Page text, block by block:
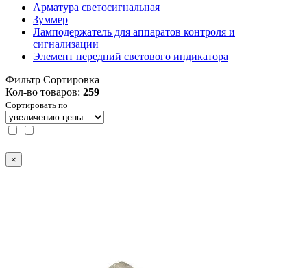
Арматура светосигнальная
Зуммер
Ламподержатель для аппаратов контроля и
сигнализации
Элемент передний светового индикатора
Фильтр Сортировка
Кол-во товаров: 259
Сортировать по
×